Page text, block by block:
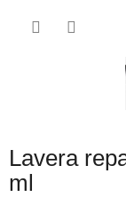
Lavera
ml